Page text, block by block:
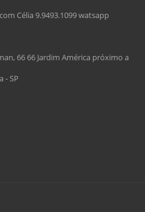
Célia 9.9493.1099 watsapp
66 66 Jardim América próximo a
- SP